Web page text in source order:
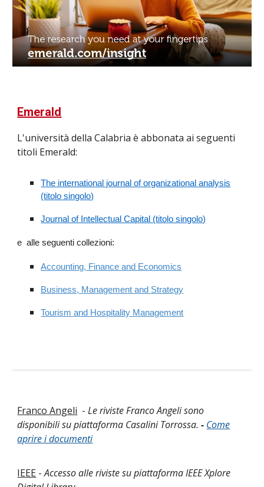
Emerald
L'università della Calabria è abbonata ai seguenti
titoli Emerald:
The international journal of organizational analysis
(titolo singolo)
Journal of Intellectual Capital (titolo singolo)
e alle seguenti collezioni:
Accounting, Finance and Economics
Business, Management and Strategy
Tourism and Hospitality Management
Franco Angeli -Le riviste Franco Angeli sono
disponibili su piattaforma Casalini Torrossa.- Come
aprire i documenti
IEEE -Accesso alle riviste su piattaforma IEEE Xplore